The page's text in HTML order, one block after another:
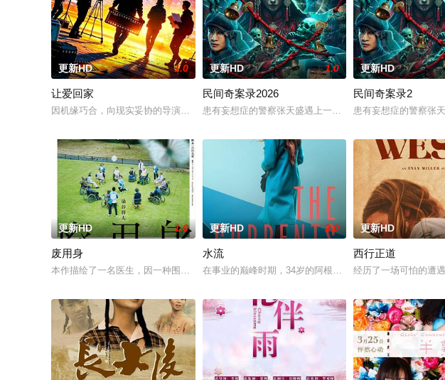
更新HD 1.0
让爱回家
因机缘巧合，向现实妥协的导演朱达仁萌生拍一部《河南人在北京》电影的念头，在说服主编姚
更新HD 1.0
民间奇案录2026
患有妄想症的警察张天盛遇上一起离奇的神像杀人事件，勘
更新HD
民间奇案录2
患有妄想症的警察张
更新HD 1.0
废用身
本作描绘了一名医生，因一种围绕“废用身”——因瘫痪等原因已无恢复可能的四肢——的治疗方
更新HD 2.0
水流
在事业的巅峰时期，34岁的阿根廷造型师丽娜在瑞士的一
更新HD
西行正道
经历了一场可怕的遭